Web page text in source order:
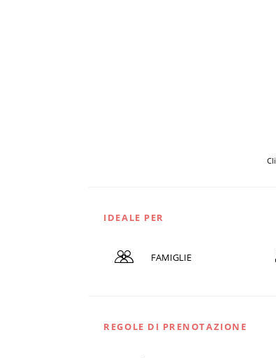
IDEALE PER
FAMIGLIE
REGOLE DI PRENOTAZIONE